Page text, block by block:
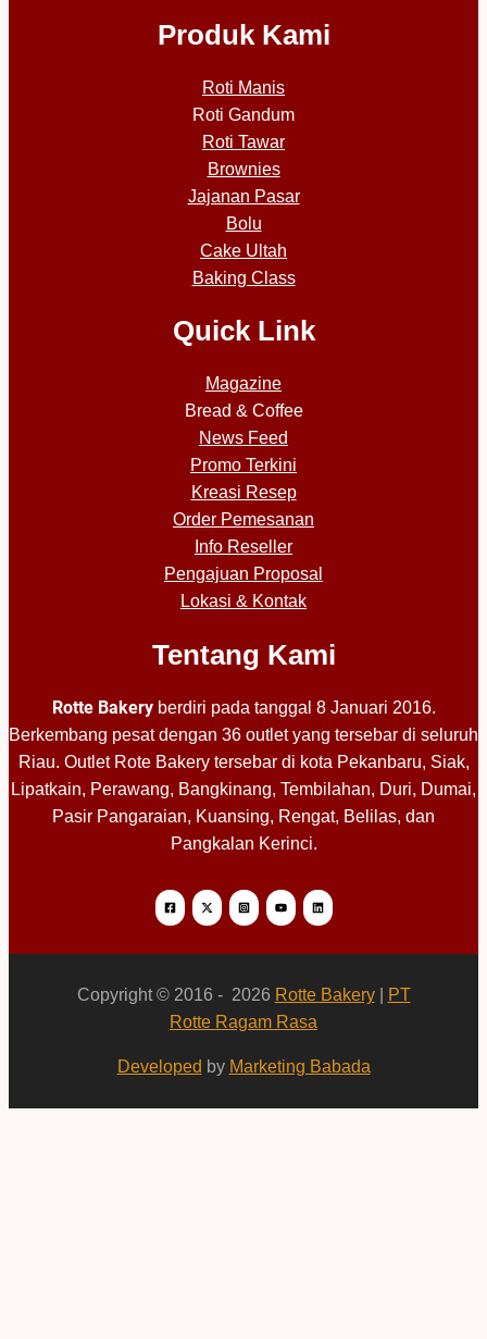
Produk Kami
Roti Manis
Roti Gandum
Roti Tawar
Brownies
Jajanan Pasar
Bolu
Cake Ultah
Baking Class
Quick Link
Magazine
Bread & Coffee
News Feed
Promo Terkini
Kreasi Resep
Order Pemesanan
Info Reseller
Pengajuan Proposal
Lokasi & Kontak
Tentang Kami
Rotte Bakeryberdiri pada tanggal 8 Januari 2016.
Berkembang pesat dengan 36 outlet yang tersebar di seluruh
Riau. Outlet Rote Bakery tersebar di kota Pekanbaru, Siak,
Lipatkain, Perawang, Bangkinang, Tembilahan, Duri, Dumai,
Pasir Pangaraian, Kuansing, Rengat, Belilas, dan
Pangkalan Kerinci.
Copyright © 2016 - 2026 Rotte Bakery|
PT
Rotte Ragam Rasa
Developed by Marketing Babada